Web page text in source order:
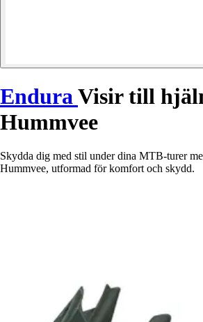
Endura Visir till
Hummvee
Skydda dig med stil under dina MTB-turer
Hummvee, utformad för komfort och skydd.